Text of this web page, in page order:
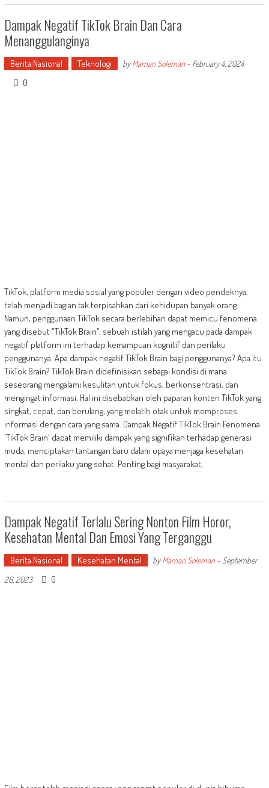
Dampak Negatif TikTok Brain Dan Cara
Menanggulanginya
Berita Nasional Teknologi byMaman Soleman- February 4, 2024
0
TikTok, platform media sosial yang populer dengan video pendeknya,
telah menjadi bagian tak terpisahkan dari kehidupan banyak orang.
Namun, penggunaan TikTok secara berlebihan dapat memicu fenomena
yang disebut "TikTok Brain", sebuah istilah yang mengacu pada dampak
negatif platform ini terhadap kemampuan kognitif dan perilaku
penggunanya. Apa dampak negatif TikTok Brain bagi penggunanya? Apa itu
TikTok Brain? TikTok Brain didefinisikan sebagai kondisi di mana
seseorang mengalami kesulitan untuk fokus, berkonsentrasi, dan
mengingat informasi. Hal ini disebabkan oleh paparan konten TikTok yang
singkat, cepat, dan berulang, yang melatih otak untuk memproses
informasi dengan cara yang sama. Dampak Negatif TikTok Brain Fenomena
'TikTok Brain' dapat memiliki dampak yang signifikan terhadap generasi
muda, menciptakan tantangan baru dalam upaya menjaga kesehatan
mental dan perilaku yang sehat. Penting bagi masyarakat,
Dampak Negatif Terlalu Sering Nonton Film Horor,
Kesehatan Mental Dan Emosi Yang Terganggu
Berita Nasional Kesehatan Mental byMaman Soleman- September
26, 2023
0